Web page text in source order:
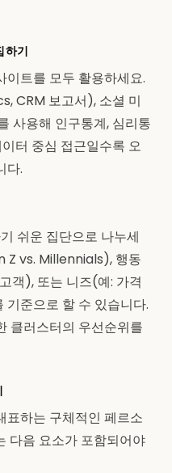
하기
이트를 모두 활용하세요.
CRM 보고서), 소셜 미
사용해 인구통계, 심리통
터 중심 접근일수록 오
다.
쉬운 집단으로 나누세
Z vs. Millennials), 행동
객), 또는 니즈(예: 가격
준으로 할 수 있습니다.
클러스터의 우선순위를
표하는 구체적인 페르소
다음 요소가 포함되어야